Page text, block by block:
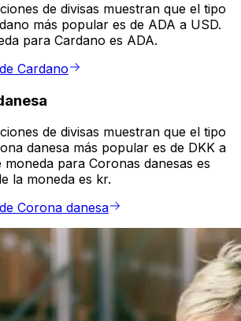
de divisas muestran que el tipo
más popular es de ADA a USD.
para Cardano es ADA.
Cardano
de divisas muestran que el tipo
danesa más popular es de DKK a
moneda para Coronas danesas es
la moneda es kr.
Corona danesa